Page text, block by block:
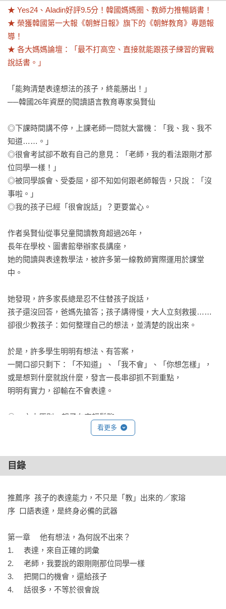
★ Yes24、Aladin好評9.5分！韓國媽媽圈、教師力推暢銷書！
★ 榮獲韓國第一大報《朝鮮日報》旗下的《朝鮮教育》專題報
導！
★ 各大媽媽論壇：「最不打高空、直接就能跟孩子練習的實戰
說話書。」
「能夠清楚表達想法的孩子，終能勝出！」
──韓國26年資歷的閱讀語言教育專家吳賢仙
◎下課時間講不停，上課老師一問就大當機：「我、我、我不
知道……。」
◎很會考試卻不敢有自己的意見：「老師，我的看法跟剛才那
位同學一樣！」
◎被同學誤會、受委屈，卻不知如何跟老師報告，只說：「沒
事啦。」
◎我的孩子已經「很會說話」？更要當心。
作者吳賢仙從事兒童閱讀教育超過26年，
長年在學校、圖書館舉辦家長講座，
她的閱讀與表達教學法，被許多第一線教師實際運用於課堂
中。
她發現，許多家長總是忍不住替孩子說話，
孩子還沒回答，爸媽先搶答；孩子講得慢，大人立刻救援……
卻很少教孩子：如何整理自己的想法，並清楚的說出來。
於是，許多學生明明有想法、有答案，
一開口卻只剩下：「不知道」、「我不會」、「你想怎樣」，
或是想到什麼就說什麼，發言一長串卻抓不到重點，
明明有實力，卻輸在不會表達。
◎	六大原則，親子在家輕鬆聊
‧話很多，不等於很會說。
因為孩子會把「很會說話」，解讀成「我都是對的」，
長大後，容易成為只顧著講自己、不在乎別人說什麼的人。
‧孩子的詞彙力，是在餐桌上培養的
別說：「媽媽煮什麼，你就吃什麼！」
別說：「今天在學校怎麼樣？」
改說：「下課時間，你跟誰一起玩？」
別急著幫孩子下定論，當他有想法，才能夠把話說清楚。
看更多
目錄
推薦序  孩子的表達能力，不只是「教」出來的／家瑢
序  口語表達，是終身必備的武器
第一章	他有想法，為何說不出來？
1.	表達，來自正確的詞彙
2.	老師，我要說的跟剛剛那位同學一樣
3.	把開口的機會，還給孩子
4.	話很多，不等於很會說